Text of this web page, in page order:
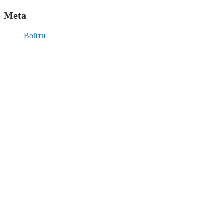
Meta
Войти